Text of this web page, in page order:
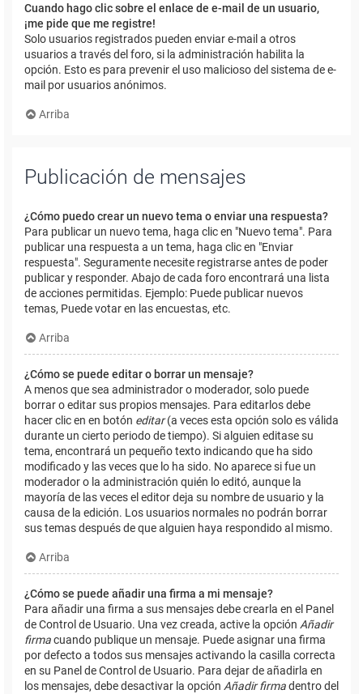
Cuando hago clic sobre el enlace de e-mail de un usuario,
¡me pide que me registre!
Solo usuarios registrados pueden enviar e-mail a otros
usuarios a través del foro, si la administración habilita la
opción. Esto es para prevenir el uso malicioso del sistema de e-
mail por usuarios anónimos.
Arriba
Publicación de mensajes
¿Cómo puedo crear un nuevo tema o enviar una respuesta?
Para publicar un nuevo tema, haga clic en "Nuevo tema". Para
publicar una respuesta a un tema, haga clic en "Enviar
respuesta". Seguramente necesite registrarse antes de poder
publicar y responder. Abajo de cada foro encontrará una lista
de acciones permitidas. Ejemplo: Puede publicar nuevos
temas, Puede votar en las encuestas, etc.
Arriba
¿Cómo se puede editar o borrar un mensaje?
A menos que sea administrador o moderador, solo puede
borrar o editar sus propios mensajes. Para editarlos debe
hacer clic en en botón editar(a veces esta opción solo es válida
durante un cierto periodo de tiempo). Si alguien editase su
tema, encontrará un pequeño texto indicando que ha sido
modificado y las veces que lo ha sido. No aparece si fue un
moderador o la administración quién lo editó, aunque la
mayoría de las veces el editor deja su nombre de usuario y la
causa de la edición. Los usuarios normales no podrán borrar
sus temas después de que alguien haya respondido al mismo.
Arriba
¿Cómo se puede añadir una firma a mi mensaje?
Para añadir una firma a sus mensajes debe crearla en el Panel
de Control de Usuario. Una vez creada, active la opción Añadir
firmacuando publique un mensaje. Puede asignar una firma
por defecto a todos sus mensajes activando la casilla correcta
en su Panel de Control de Usuario. Para dejar de añadirla en
los mensajes, debe desactivar la opción Añadir firmadentro del